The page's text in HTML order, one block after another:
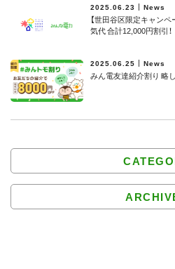
2025.06.23 News
【世田谷区限定キャンペ
気代 合計12,000円割引！
2025.06.25 News
みん電友達紹介割り 略